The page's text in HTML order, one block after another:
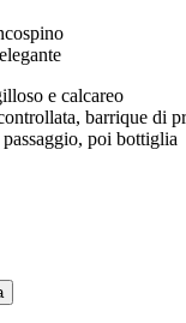
e calcareo
barrique di
poi bottiglia